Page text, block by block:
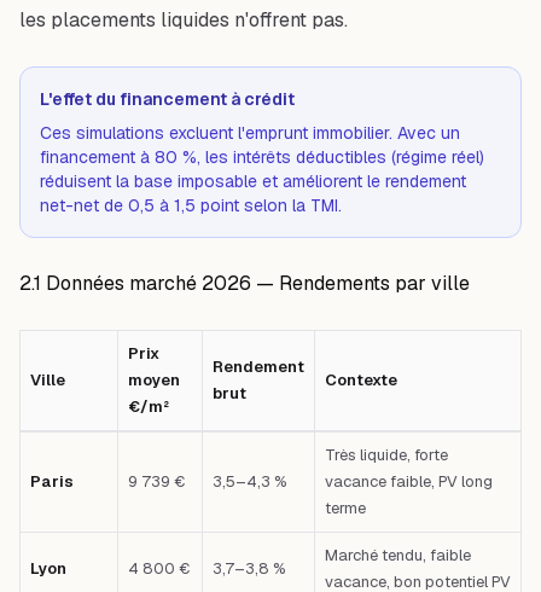
les placements liquides n'offrent pas.
L'effet du financement à crédit
Ces simulations excluent l'emprunt immobilier. Avec un
financement à 80 %, les intérêts déductibles (régime réel)
réduisent la base imposable et améliorent le rendement
net-net de 0,5 à 1,5 point selon la TMI.
2.1 Données marché 2026 — Rendements par ville
Ville
Prix
moyen
€/m²
Rendement
brut
Contexte
Paris 9 739 € 3,5–4,3 %
Très liquide, forte
vacance faible, PV long
terme
Lyon 4 800 € 3,7–3,8 %
Marché tendu, faible
vacance, bon potentiel PV